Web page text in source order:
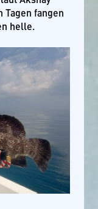
fangen
helle.